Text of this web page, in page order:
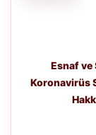
Esnaf ve
Koronavirüs